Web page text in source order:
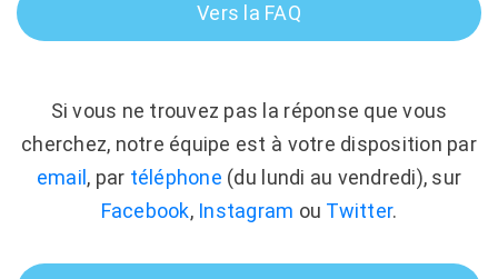
Vers la FAQ
Si vous ne trouvez pas la réponse que vous
cherchez, notre équipe est à votre disposition par
email , par téléphone (du lundi au vendredi), sur
Facebook, Instagram ou Twitter.